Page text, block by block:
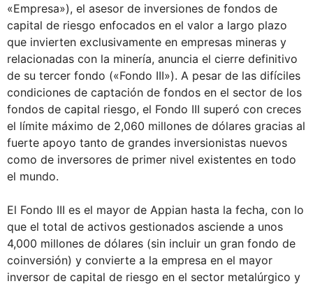
«Empresa»), el asesor de inversiones de fondos de
capital de riesgo enfocados en el valor a largo plazo
que invierten exclusivamente en empresas mineras y
relacionadas con la minería, anuncia el cierre definitivo
de su tercer fondo («Fondo III»). A pesar de las difíciles
condiciones de captación de fondos en el sector de los
fondos de capital riesgo, el Fondo III superó con creces
el límite máximo de 2,060 millones de dólares gracias al
fuerte apoyo tanto de grandes inversionistas nuevos
como de inversores de primer nivel existentes en todo
el mundo.
El Fondo III es el mayor de Appian hasta la fecha, con lo
que el total de activos gestionados asciende a unos
4,000 millones de dólares (sin incluir un gran fondo de
coinversión) y convierte a la empresa en el mayor
inversor de capital de riesgo en el sector metalúrgico y